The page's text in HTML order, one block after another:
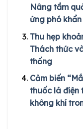
Nâng tầm
ứng phó
Thu hẹp
Thách thức
thống
Cảm biến
thuốc lá điện
không khí